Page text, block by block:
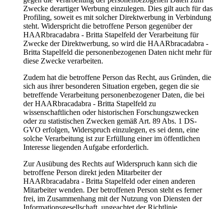
Zwecke derartiger Werbung einzulegen. Dies gilt auch für das
Profiling, soweit es mit solcher Direktwerbung in Verbindung
steht. Widerspricht die betroffene Person gegenüber der
HAARbracadabra - Britta Stapelfeld der Verarbeitung für
Zwecke der Direktwerbung, so wird die HAARbracadabra -
Britta Stapelfeld die personenbezogenen Daten nicht mehr für
diese Zwecke verarbeiten.
Zudem hat die betroffene Person das Recht, aus Gründen, die
sich aus ihrer besonderen Situation ergeben, gegen die sie
betreffende Verarbeitung personenbezogener Daten, die bei
der HAARbracadabra - Britta Stapelfeld zu
wissenschaftlichen oder historischen Forschungszwecken
oder zu statistischen Zwecken gemäß Art. 89 Abs. 1 DS-
GVO erfolgen, Widerspruch einzulegen, es sei denn, eine
solche Verarbeitung ist zur Erfüllung einer im öffentlichen
Interesse liegenden Aufgabe erforderlich.
Zur Ausübung des Rechts auf Widerspruch kann sich die
betroffene Person direkt jeden Mitarbeiter der
HAARbracadabra - Britta Stapelfeld oder einen anderen
Mitarbeiter wenden. Der betroffenen Person steht es ferner
frei, im Zusammenhang mit der Nutzung von Diensten der